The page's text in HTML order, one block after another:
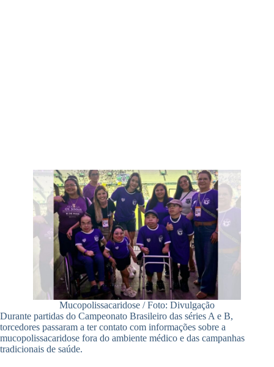
Mucopolissacaridose / Foto: Divulgação
Durante partidas do Campeonato Brasileiro das séries A e B,
torcedores passaram a ter contato com informações sobre a
mucopolissacaridose fora do ambiente médico e das campanhas
tradicionais de saúde.